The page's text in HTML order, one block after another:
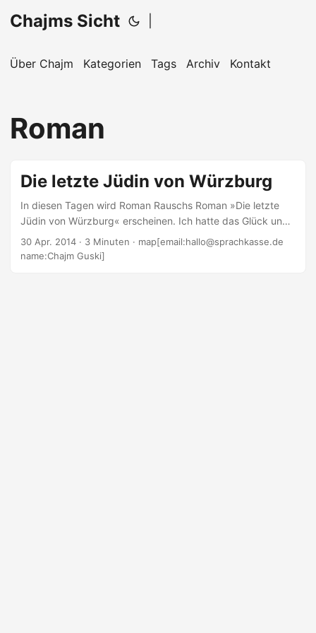
Chajms Sicht
Über Chajm Kategorien Tags Archiv Kontakt
Roman
Die letzte Jüdin von Würzburg
In diesen Tagen wird Roman Rauschs Roman »Die letzte
Jüdin von Würzburg« erscheinen. Ich hatte das Glück und
durfte, dank des Autors, einen früheren Blick in das Buch
werfen. Der Roman (also das Buch, nicht der Autor), spielt
30 Apr. 2014 · 3 Minuten · map[email:hallo@sprachkasse.de
name:Chajm Guski]